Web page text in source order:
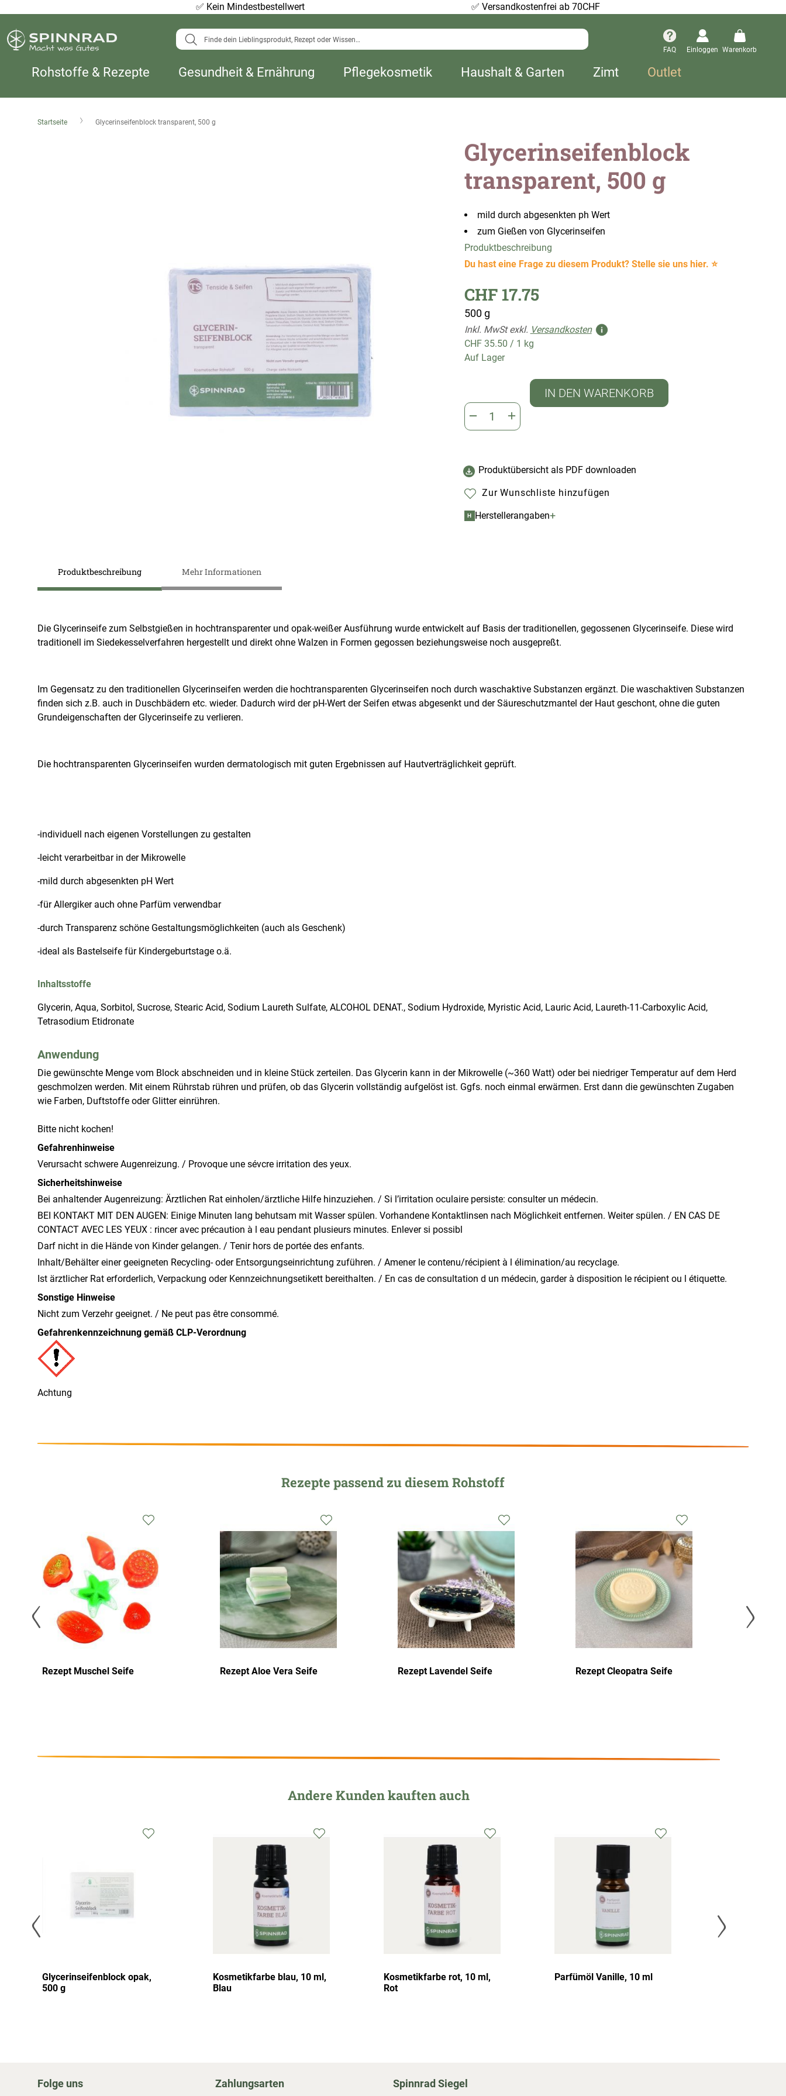
✅ Kein Mindestbestellwert ✅Versandkostenfrei ab 70CHF
Suche FAQ Einloggen Warenkorb
Rohstoffe & Rezepte Gesundheit & Ernährung Pflegekosmetik Haushalt & Garten Zimt Outlet
Startseite Glycerinseifenblock transparent, 500 g
Bildergalerie
Glycerinseifenblock
transparent, 500 g
mild durch abgesenkten ph Wert
zum Gießen von Glycerinseifen
Produktbeschreibung
Du hast eine Frage zu diesem Produkt? Stelle sie uns hier. ⭐
CHF 17.75
500 g
Inkl. MwSt exkl. Versandkosten
CHF 35.50 / 1 kg
Auf Lager
IN DEN WARENKORB
Produktübersicht als PDF downloaden
Zur Wunschliste hinzufügen
H Herstellerangaben+
Produktbeschreibung
Die Glycerinseife zum Selbstgießen in hochtransparenter und opak-weißer Ausführung wurde entwickelt auf Basis der traditionellen, gegossenen Glycerinseife. Diese wird
traditionell im Siedekesselverfahren hergestellt und direkt ohne Walzen in Formen gegossen beziehungsweise noch ausgepreßt.
Im Gegensatz zu den traditionellen Glycerinseifen werden die hochtransparenten Glycerinseifen noch durch waschaktive Substanzen ergänzt. Die waschaktiven Substanzen
finden sich z.B. auch in Duschbädern etc. wieder. Dadurch wird der pH-Wert der Seifen etwas abgesenkt und der Säureschutzmantel der Haut geschont, ohne die guten
Grundeigenschaften der Glycerinseife zu verlieren.
Die hochtransparenten Glycerinseifen wurden dermatologisch mit guten Ergebnissen auf Hautverträglichkeit geprüft.
-individuell nach eigenen Vorstellungen zu gestalten
-leicht verarbeitbar in der Mikrowelle
-mild durch abgesenkten pH Wert
-für Allergiker auch ohne Parfüm verwendbar
-durch Transparenz schöne Gestaltungsmöglichkeiten (auch als Geschenk)
-ideal als Bastelseife für Kindergeburtstage o.ä.
Inhaltsstoffe
Glycerin, Aqua, Sorbitol, Sucrose, Stearic Acid, Sodium Laureth Sulfate, ALCOHOL DENAT., Sodium Hydroxide, Myristic Acid, Lauric Acid, Laureth-11-Carboxylic Acid,
Tetrasodium Etidronate
Anwendung
Die gewünschte Menge vom Block abschneiden und in kleine Stück zerteilen. Das Glycerin kann in der Mikrowelle (~360 Watt) oder bei niedriger Temperatur auf dem Herd
geschmolzen werden. Mit einem Rührstab rühren und prüfen, ob das Glycerin vollständig aufgelöst ist. Ggfs. noch einmal erwärmen. Erst dann die gewünschten Zugaben
wie Farben, Duftstoffe oder Glitter einrühren.
Bitte nicht kochen!
Gefahrenhinweise
Verursacht schwere Augenreizung. / Provoque une sévcre irritation des yeux.
Sicherheitshinweise
Bei anhaltender Augenreizung: Ärztlichen Rat einholen/ärztliche Hilfe hinzuziehen. / Si l’irritation oculaire persiste: consulter un médecin.
BEI KONTAKT MIT DEN AUGEN: Einige Minuten lang behutsam mit Wasser spülen. Vorhandene Kontaktlinsen nach Möglichkeit entfernen. Weiter spülen. / EN CAS DE
CONTACT AVEC LES YEUX : rincer avec précaution à l eau pendant plusieurs minutes. Enlever si possibl
Darf nicht in die Hände von Kinder gelangen. / Tenir hors de portée des enfants.
Inhalt/Behälter einer geeigneten Recycling- oder Entsorgungseinrichtung zuführen. / Amener le contenu/récipient à l élimination/au recyclage.
Ist ärztlicher Rat erforderlich, Verpackung oder Kennzeichnungsetikett bereithalten. / En cas de consultation d un médecin, garder à disposition le récipient ou l étiquette.
Sonstige Hinweise
Nicht zum Verzehr geeignet. / Ne peut pas être consommé.
Gefahrenkennzeichnung gemäß CLP-Verordnung
Achtung
Mehr Informationen
Rezepte passend zu diesem Rohstoff
Rezept Muschel Seife
hinzufügen
Rezept Aloe Vera Seife
hinzufügen
Rezept Lavendel Seife
hinzufügen
Rezept Cleopatra Seife
Wunschliste
hinzufügen
Andere Kunden kauften auch
Glycerinseifenblock opak,
500 g
Kosmetikfarbe blau, 10 ml,
Blau
Kosmetikfarbe rot, 10 ml,
Rot
Parfümöl Vanille, 10 ml
Folge uns Zahlungsarten Spinnrad Siegel